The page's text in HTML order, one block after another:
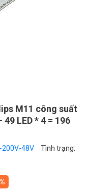
M11 công suất
LED * 4 = 196
200V-48V
Tình trạng: